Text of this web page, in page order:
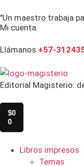
"Un maestro trabaja
Mi cuenta
Llámanos +57-
Editorial Magisterio:
$0
0
Libros impresos
Temas